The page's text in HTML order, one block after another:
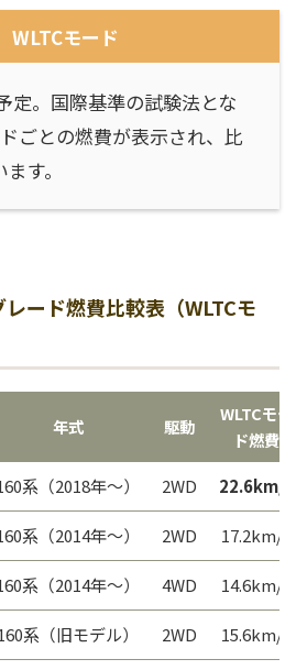
WLTCモード
定。国際基準の試験法とな
ごとの燃費が表示され、比
す。
レード燃費比較表（WLTCモ
年式 駆動
WLTCモー
ド燃費
系（2018年〜） 2WD 22.6km/L
系（2014年〜） 2WD 17.2km/L
系（2014年〜） 4WD 14.6km/L
系（旧モデル） 2WD 15.6km/L